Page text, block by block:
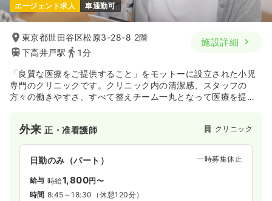
エージェント求人 車通勤可
東京都世田谷区松原3-28-8 2階
下高井戸駅
1分
施設詳細
「良質な医療をご提供すること」をモットーに設立された小児
専門のクリニックです。クリニック内の清潔感、スタッフの
方々の働きやすさ、すべて整えチーム一丸となって医療を提供
ています。インフルエンザなど伝染疾患の患者さんには入り口
と待合室を別に設けているほか、大学病院の手術室クラスで導
入されるような空調設備を設置し、衛生管理を徹底していま
外来正・准看護師 クリニック
日勤のみ（パート） 一時募集休止
給与 時給1,800円〜
時間 8:45～18:30 （休憩120分）